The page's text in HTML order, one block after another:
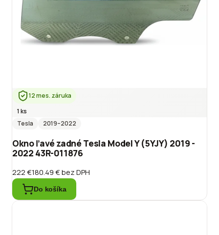
12 mes. záruka
1 ks
Tesla
2019–2022
Okno ľavé zadné Tesla Model Y (5YJY) 2019 -
2022 43R-011876
222 €180.49 €bez DPH
Do košíka